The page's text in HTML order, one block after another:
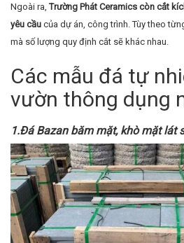
Ngoài ra,Trường Phát Ceramics còn cắt
yêu cầu của dự án, công trình. Tùy theo
mà số lượng quy định cắt sẽ khác nhau.
Các mẫu đá tự
vườn thông dụng
1.Đá Bazan băm mặt, khò mặt lát